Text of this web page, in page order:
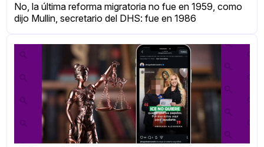
No, la última reforma migratoria no fue en 1959, como
dijo Mullin, secretario del DHS: fue en 1986